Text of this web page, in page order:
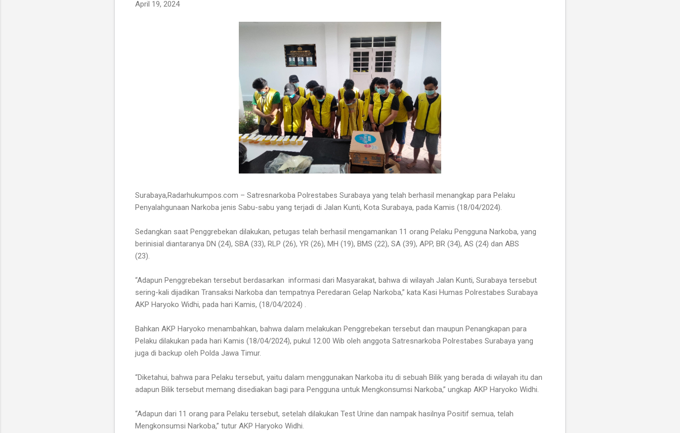
April 19, 2024
Surabaya,Radarhukumpos.com – Satresnarkoba Polrestabes Surabaya yang telah berhasil menangkap para Pelaku
Penyalahgunaan Narkoba jenis Sabu-sabu yang terjadi di Jalan Kunti, Kota Surabaya, pada Kamis (18/04/2024).
Sedangkan saat Penggrebekan dilakukan, petugas telah berhasil mengamankan 11 orang Pelaku Pengguna Narkoba, yang
berinisial diantaranya DN (24), SBA (33), RLP (26), YR (26), MH (19), BMS (22), SA (39), APP, BR (34), AS (24) dan ABS
(23).
“Adapun Penggrebekan tersebut berdasarkan informasi dari Masyarakat, bahwa di wilayah Jalan Kunti, Surabaya tersebut
sering-kali dijadikan Transaksi Narkoba dan tempatnya Peredaran Gelap Narkoba,” kata Kasi Humas Polrestabes Surabaya
AKP Haryoko Widhi, pada hari Kamis, (18/04/2024) .
Bahkan AKP Haryoko menambahkan, bahwa dalam melakukan Penggrebekan tersebut dan maupun Penangkapan para
Pelaku dilakukan pada hari Kamis (18/04/2024), pukul 12.00 Wib oleh anggota Satresnarkoba Polrestabes Surabaya yang
juga di backup oleh Polda Jawa Timur.
“Diketahui, bahwa para Pelaku tersebut, yaitu dalam menggunakan Narkoba itu di sebuah Bilik yang berada di wilayah itu dan
adapun Bilik tersebut memang disediakan bagi para Pengguna untuk Mengkonsumsi Narkoba,” ungkap AKP Haryoko Widhi.
“Adapun dari 11 orang para Pelaku tersebut, setelah dilakukan Test Urine dan nampak hasilnya Positif semua, telah
Mengkonsumsi Narkoba,” tutur AKP Haryoko Widhi.